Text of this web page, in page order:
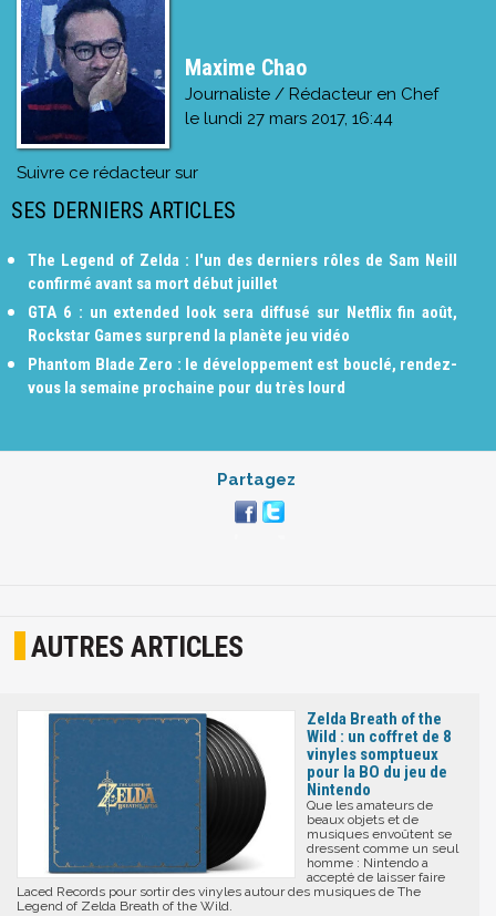
Maxime Chao
Journaliste / Rédacteur en Chef
le lundi 27 mars 2017, 16:44
Suivre ce rédacteur sur
SES DERNIERS ARTICLES
The Legend of Zelda : l'un des derniers rôles de Sam Neill
confirmé avant sa mort début juillet
GTA 6 : un extended look sera diffusé sur Netflix fin août,
Rockstar Games surprend la planète jeu vidéo
Phantom Blade Zero : le développement est bouclé, rendez-
vous la semaine prochaine pour du très lourd
Partagez
AUTRES ARTICLES
Zelda Breath of the
Wild : un coffret de 8
vinyles somptueux
pour la BO du jeu de
Nintendo
Que les amateurs de
beaux objets et de
musiques envoûtent se
dressent comme un seul
homme : Nintendo a
accepté de laisser faire
Laced Records pour sortir des vinyles autour des musiques de The
Legend of Zelda Breath of the Wild.